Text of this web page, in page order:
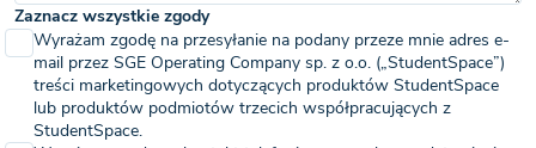
Zaznacz wszystkie zgody
Wyrażam zgodę na przesyłanie na podany przeze mnie adres e-
mail przez SGE Operating Company sp. z o.o. („StudentSpace”)
treści marketingowych dotyczących produktów StudentSpace
lub produktów podmiotów trzecich współpracujących z
StudentSpace.